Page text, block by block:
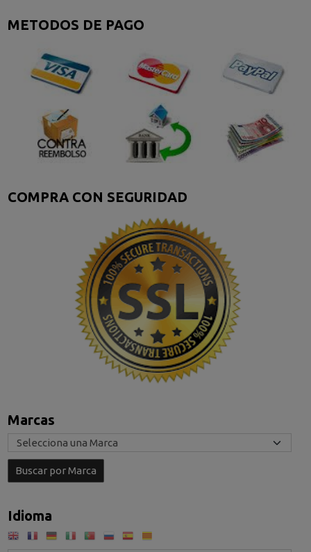
METODOS DE PAGO
COMPRA CON SEGURIDAD
Marcas
Idioma